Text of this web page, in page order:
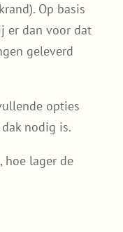
Op basis
er dan voor dat
geleverd
opties
nodig is.
hoe lager de